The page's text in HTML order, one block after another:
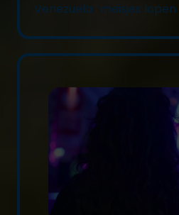
Venezuela : meisjes